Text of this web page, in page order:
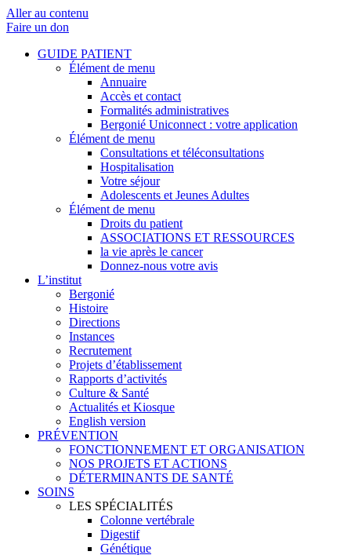
Aller au contenu
Faire un don
GUIDE PATIENT
Élément de menu
Annuaire
Accès et contact
Formalités administratives
Bergonié Uniconnect : votre application
Élément de menu
Consultations et téléconsultations
Hospitalisation
Votre séjour
Adolescents et Jeunes Adultes
Élément de menu
Droits du patient
ASSOCIATIONS ET RESSOURCES
la vie après le cancer
Donnez-nous votre avis
L’institut
Bergonié
Histoire
Directions
Instances
Recrutement
Projets d’établissement
Rapports d’activités
Culture & Santé
Actualités et Kiosque
English version
PRÉVENTION
FONCTIONNEMENT ET ORGANISATION
NOS PROJETS ET ACTIONS
DÉTERMINANTS DE SANTÉ
SOINS
LES SPÉCIALITÉS
Colonne vertébrale
Digestif
Génétique